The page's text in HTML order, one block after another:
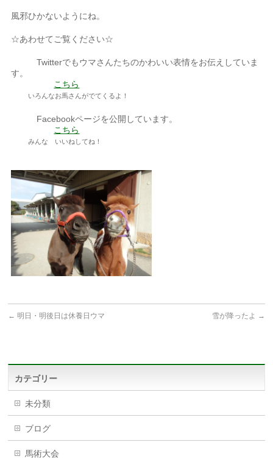
風邪ひかないようにね。
☆あわせてご覧ください☆
Twitterでもウマさんたちのかわいい表情をお伝えしていま
す。
こちら
いろんなお馬さんがでてくるよ！
Facebookページを公開しています。
こちら
みんな いいねしてね！
← 明日・明後日は休養日ウマ 雪が降ったよ →
カテゴリー
未分類
ブログ
馬術大会